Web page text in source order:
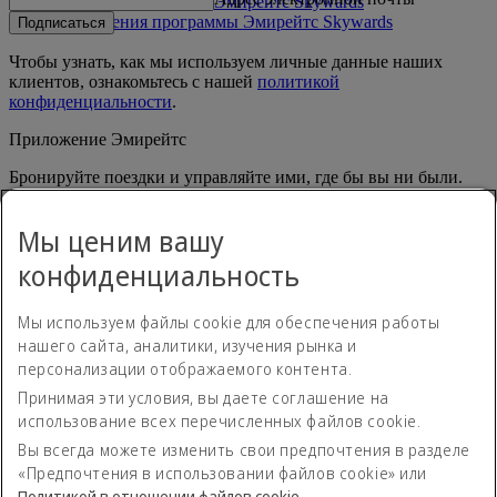
Обновления программы Эмирейтс Skywards
Подписаться
Чтобы узнать, как мы используем личные данные наших
клиентов, ознакомьтесь с нашей политикой
конфиденциальности.
Приложение Эмирейтс
Бронируйте поездки и управляйте ими, где бы вы ни были.
Google Play Google Play
Huawei App Galleryhuawai os
Связаться с нами
Поделитесь своим мнением о путешествиях с Эмирейтс.
Положение о доступности
Контакты
Политика конфиденциальности
Положения и условия
Политика в отношении файлов сookie
Мы ценим вашу
конфиденциальность
Мы используем файлы cookie для обеспечения работы
нашего сайта, аналитики, изучения рынка и
персонализации отображаемого контента.
Принимая эти условия, вы даете соглашение на
использование всех перечисленных файлов cookie.
Вы всегда можете изменить свои предпочтения в разделе
«Предпочтения в использовании файлов cookie» или